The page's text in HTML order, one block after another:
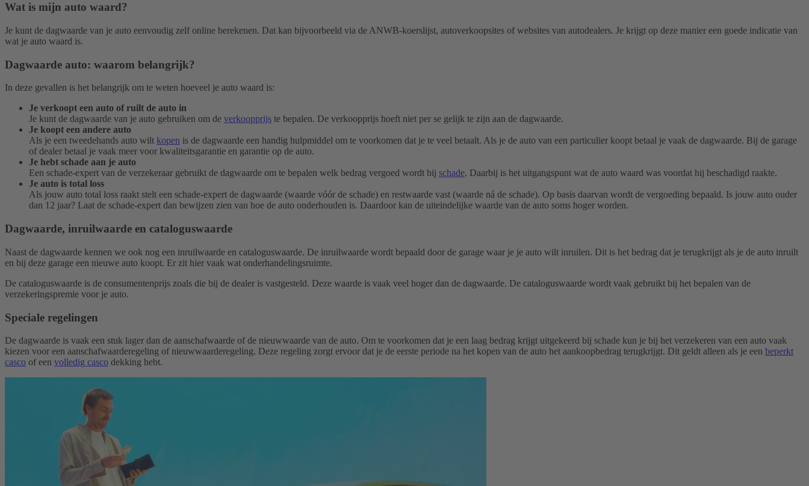
Wat is mijn auto waard?
Je kunt de dagwaarde van je auto eenvoudig zelf online berekenen. Dat kan bijvoorbeeld via de ANWB-koerslijst, autoverkoopsites of websites van autodealers. Je krijgt op deze manier een goede indicatie van
wat je auto waard is.
Dagwaarde auto: waarom belangrijk?
In deze gevallen is het belangrijk om te weten hoeveel je auto waard is:
Je verkoopt een auto of ruilt de auto in
Je kunt de dagwaarde van je auto gebruiken om de verkoopprijs te bepalen. De verkoopprijs hoeft niet per se gelijk te zijn aan de dagwaarde.
Je koopt een andere auto
Als je een tweedehands auto wilt kopen is de dagwaarde een handig hulpmiddel om te voorkomen dat je te veel betaalt. Als je de auto van een particulier koopt betaal je vaak de dagwaarde. Bij de garage
of dealer betaal je vaak meer voor kwaliteitsgarantie en garantie op de auto.
Je hebt schade aan je auto
Een schade-expert van de verzekeraar gebruikt de dagwaarde om te bepalen welk bedrag vergoed wordt bij schade. Daarbij is het uitgangspunt wat de auto waard was voordat hij beschadigd raakte.
Je auto is total loss
Als jouw auto total loss raakt stelt een schade-expert de dagwaarde (waarde vóór de schade) en restwaarde vast (waarde ná de schade). Op basis daarvan wordt de vergoeding bepaald. Is jouw auto ouder
dan 12 jaar? Laat de schade-expert dan bewijzen zien van hoe de auto onderhouden is. Daardoor kan de uiteindelijke waarde van de auto soms hoger worden.
Dagwaarde, inruilwaarde en cataloguswaarde
Naast de dagwaarde kennen we ook nog een inruilwaarde en cataloguswaarde. De inruilwaarde wordt bepaald door de garage waar je je auto wilt inruilen. Dit is het bedrag dat je terugkrijgt als je de auto inruilt
en bij deze garage een nieuwe auto koopt. Er zit hier vaak wat onderhandelingsruimte.
De cataloguswaarde is de consumentenprijs zoals die bij de dealer is vastgesteld. Deze waarde is vaak veel hoger dan de dagwaarde. De cataloguswaarde wordt vaak gebruikt bij het bepalen van de
verzekeringspremie voor je auto.
Speciale regelingen
De dagwaarde is vaak een stuk lager dan de aanschafwaarde of de nieuwwaarde van de auto. Om te voorkomen dat je een laag bedrag krijgt uitgekeerd bij schade kun je bij het verzekeren van een auto vaak
kiezen voor een aanschafwaarderegeling of nieuwwaarderegeling. Deze regeling zorgt ervoor dat je de eerste periode na het kopen van de auto het aankoopbedrag terugkrijgt. Dit geldt alleen als je een beperkt
casco of een volledig casco dekking hebt.